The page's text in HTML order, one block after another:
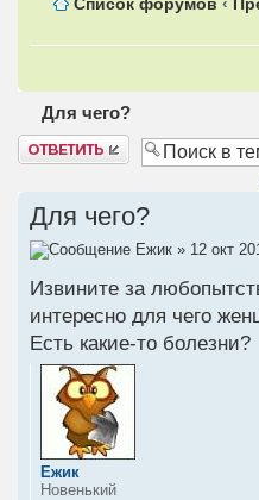
Список форумов ‹
Для чего?
Ответить
Для чего?
Ежик » 12 окт
Извините за
интересно для чего
Есть какие-то болезни?
Ежик
Новенький